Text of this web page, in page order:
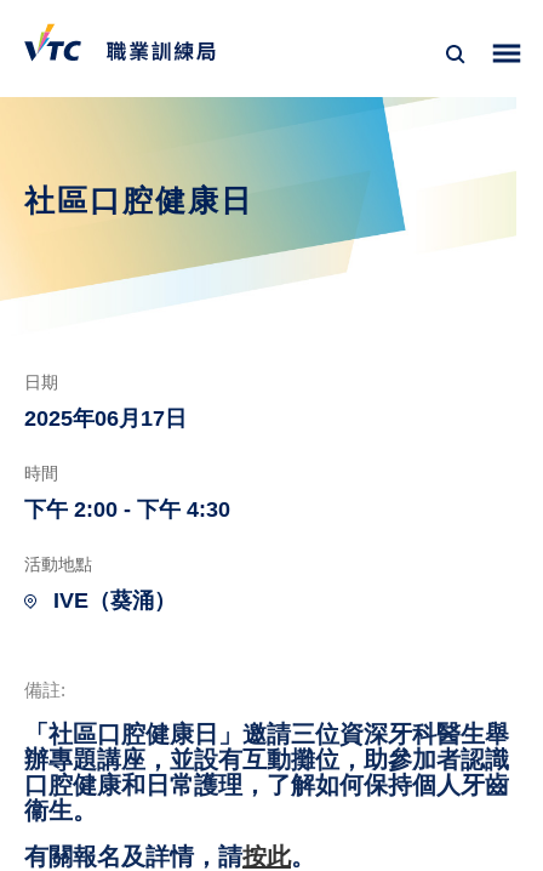
社區口腔健康日
日期
2025年06月17日
時間
下午 2:00 - 下午 4:30
活動地點
IVE（葵涌）
備註:
「社區口腔健康日」邀請三位資深牙科醫生舉
辦專題講座，並設有互動攤位，助參加者認識
口腔健康和日常護理，了解如何保持個人牙齒
衞生。
有關報名及詳情，請按此。